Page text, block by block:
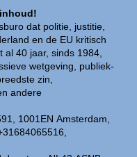
dat politie, justitie,
en de EU kritisch
40 jaar, sinds 1984,
wetgeving, publiek-
zin,
andere
1001EN Amsterdam,